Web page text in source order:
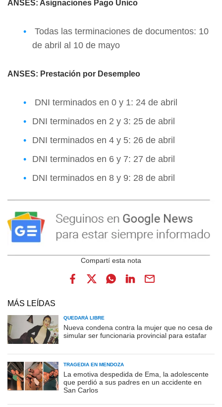
ANSES: Asignaciones Pago Único
Todas las terminaciones de documentos: 10
de abril al 10 de mayo
ANSES: Prestación por Desempleo
DNI terminados en 0 y 1: 24 de abril
DNI terminados en 2 y 3: 25 de abril
DNI terminados en 4 y 5: 26 de abril
DNI terminados en 6 y 7: 27 de abril
DNI terminados en 8 y 9: 28 de abril
MÁS LEÍDAS
QUEDARÁ LIBRE
Nueva condena contra la mujer que no cesa de
simular ser funcionaria provincial para estafar
TRAGEDIA EN MENDOZA
La emotiva despedida de Ema, la adolescente
que perdió a sus padres en un accidente en
San Carlos